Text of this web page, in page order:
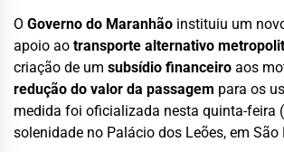
O Governo do Maranhão instituiu um
apoio ao transporte alternativo
criação de um subsídio financeiro aos
redução do valor da passagem para os
medida foi oficializada nesta quinta-feira
solenidade no Palácio dos Leões, em São